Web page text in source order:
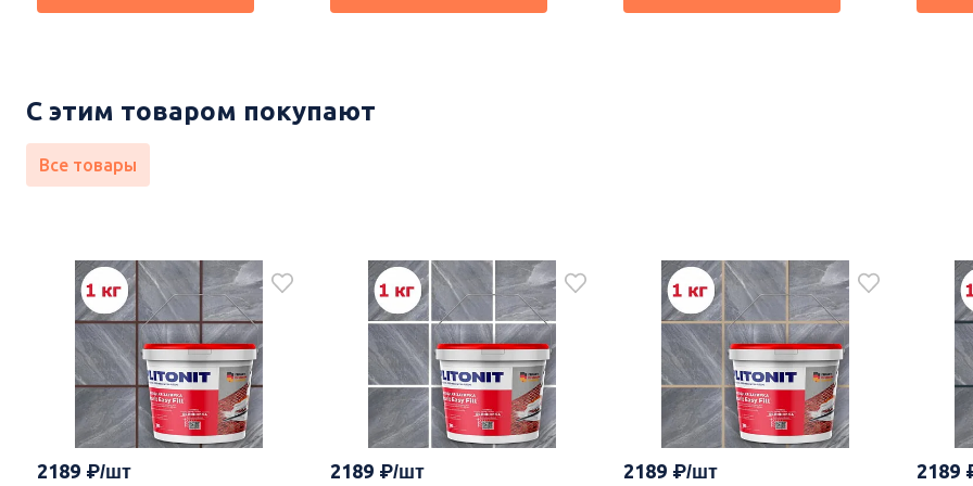
С этим товаром покупают
Все товары
2189 2189 2189 2189